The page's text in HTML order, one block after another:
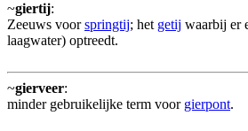
~giertij:
Zeeuws voorspringtij; het getij waarbij er
laagwater) optreedt.
~gierveer:
minder gebruikelijke term voor gierpont.